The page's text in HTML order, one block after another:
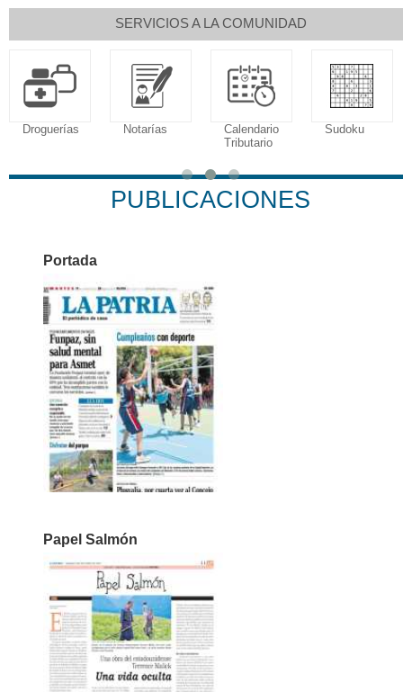
SERVICIOS A LA COMUNIDAD
Droguerías Notarías
Calendario
Tributario
Sudoku
PUBLICACIONES
Portada
Papel Salmón